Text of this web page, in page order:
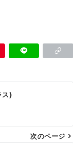
ス)
次のページ